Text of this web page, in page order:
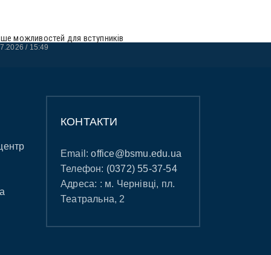
можливостей для вступників
15:49
КОНТАКТИ
Email:office@bsmu.edu.ua
Телефон: (0372) 55-37-54
Адреса: : м. Чернівці, пл.
Театральна, 2